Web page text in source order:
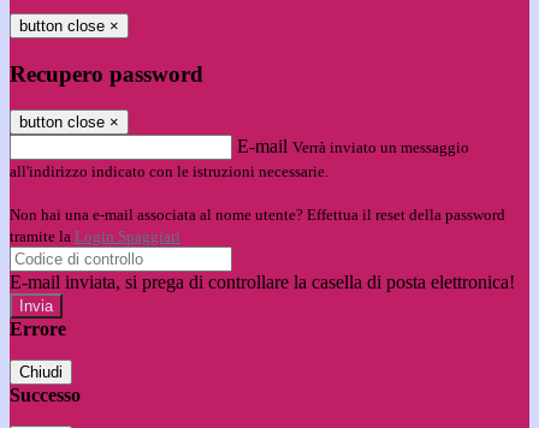
button close ×
Recupero password
button close ×
E-mail Verrà inviato un messaggio
all'indirizzo indicato con le istruzioni necessarie.
Non hai una e-mail associata al nome utente? Effettua il reset della password
tramite la Login Spaggiari
E-mail inviata, si prega di controllare la casella di posta elettronica!
Errore
Chiudi
Successo